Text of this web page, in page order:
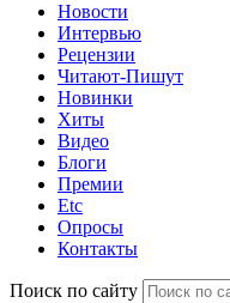
Новости
Интервью
Рецензии
Читают-Пишут
Новинки
Хиты
Видео
Блоги
Премии
Etc
Опросы
Контакты
Поиск по сайту